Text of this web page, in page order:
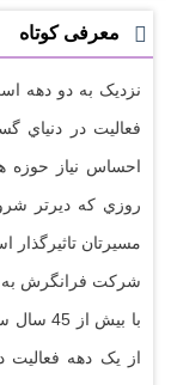
معرفی کوتاه
نزديک به دو دهه
فعاليت در دنياي
احساس نياز
روزي که ديرتر
مسيرتان تاثيرگذار
شرکت فرانگرش به
با بيش
از يک دهه